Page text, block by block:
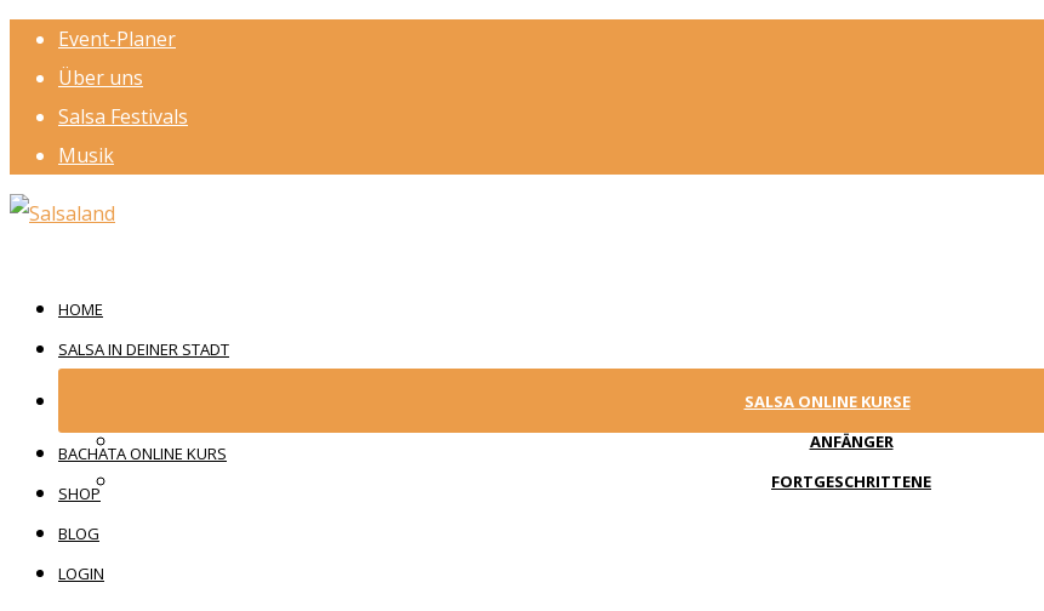
Event-Planer
Über uns
Salsa Festivals
Musik
HOME
SALSA IN DEINER STADT
SALSA ONLINE KURSE
ANFÄNGER
FORTGESCHRITTENE
BACHATA ONLINE KURS
SHOP
BLOG
LOGIN